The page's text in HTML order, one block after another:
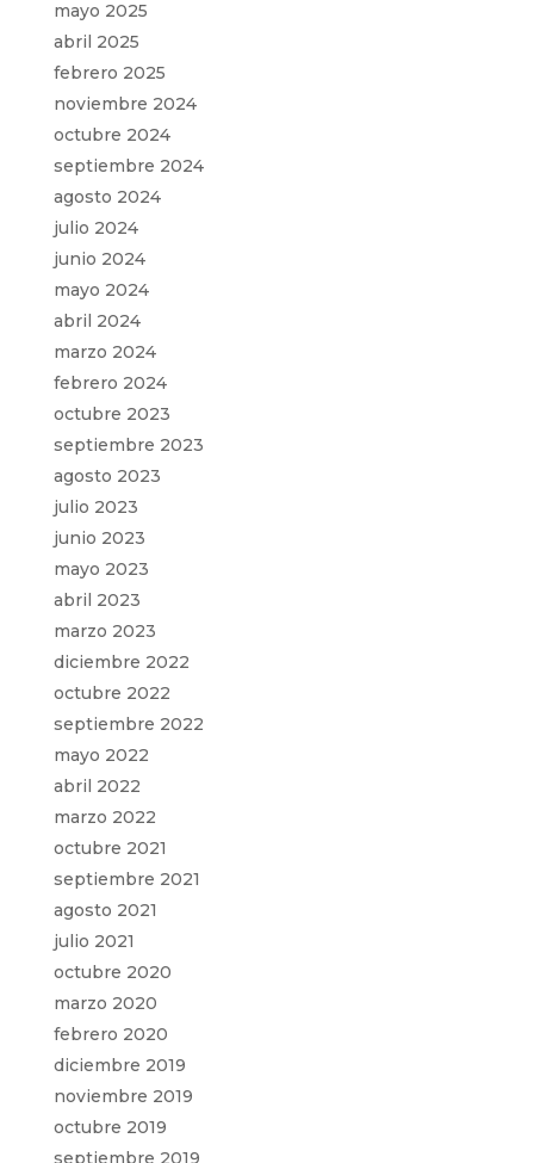
mayo 2025
abril 2025
febrero 2025
noviembre 2024
octubre 2024
septiembre 2024
agosto 2024
julio 2024
junio 2024
mayo 2024
abril 2024
marzo 2024
febrero 2024
octubre 2023
septiembre 2023
agosto 2023
julio 2023
junio 2023
mayo 2023
abril 2023
marzo 2023
diciembre 2022
octubre 2022
septiembre 2022
mayo 2022
abril 2022
marzo 2022
octubre 2021
septiembre 2021
agosto 2021
julio 2021
octubre 2020
marzo 2020
febrero 2020
diciembre 2019
noviembre 2019
octubre 2019
septiembre 2019